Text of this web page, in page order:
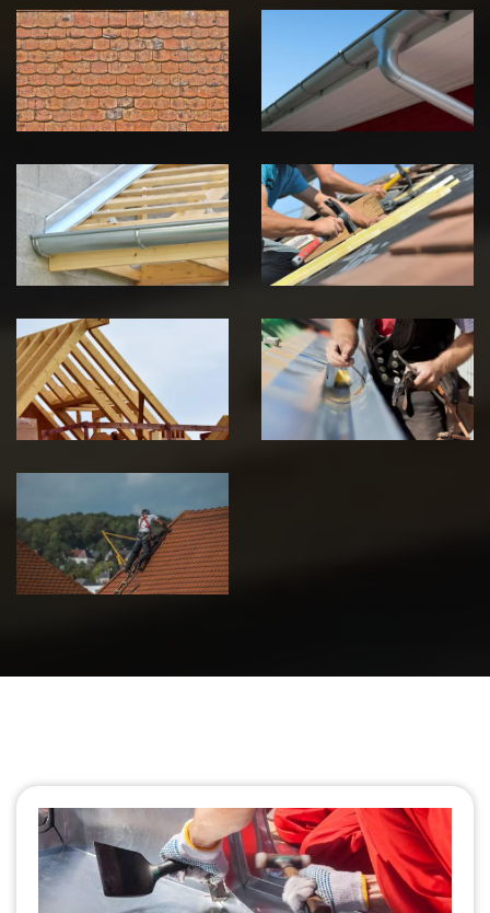
démoussage de
toiture 39
Jura
pose de
gouttière 39
Jura
Pose de
Chéneau 39
Jura
Réparation de
toiture 39
Jura
Traitement de
charpente 39
Jura
Travaux de
zinguerie 39
Jura
Urgence fuite
de toiture 39
Jura